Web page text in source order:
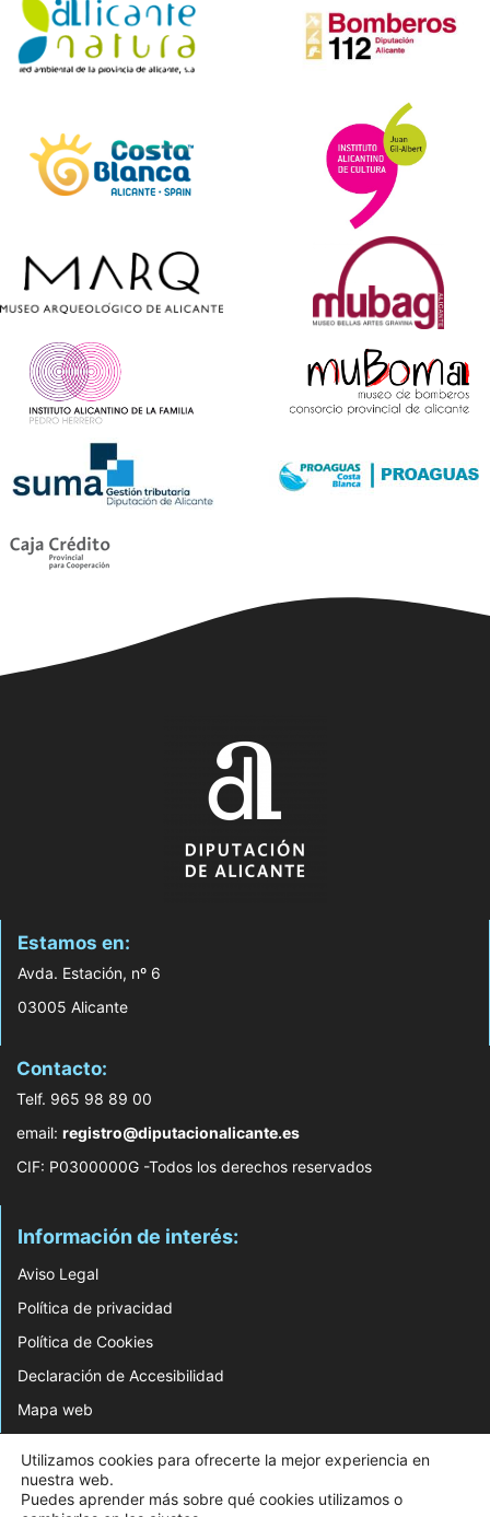
Estamos en:
Avda. Estación, nº 6
03005 Alicante
Contacto:
Telf. 965 98 89 00
email: registro@diputacionalicante.es
CIF: P0300000G -Todos los derechos reservados
Información de interés:
Aviso Legal
Política de privacidad
Política de Cookies
Declaración de Accesibilidad
Mapa web
© 2026 Web Desarrollada por el Servicio de Informática de Diputación de
Utilizamos cookies para ofrecerte la mejor experiencia en
nuestra web.
Puedes aprender más sobre qué cookies utilizamos o